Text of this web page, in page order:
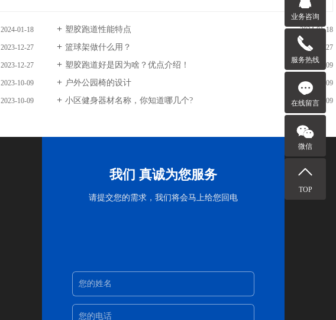
2024-01-18 塑胶跑道性能特点 2024-01-18
2023-12-27 篮球架做什么用？ 2023-12-27
2023-12-27 塑胶跑道好是因为啥？优点介绍！ 2023-10-09
2023-10-09 户外公园椅的设计 2023-10-09
2023-10-09 小区健身器材名称，你知道哪几个? 2023-10-09
我们 真诚为您服务
请提交您的需求，我们将会马上给您回电
业务咨询
服务热线
在线留言
微信
TOP